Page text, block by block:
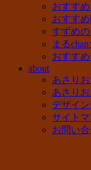
おすすめ
おすす
すずめ
まる
おすす
about
あさり
あさり
デザイ
サイト
お問い